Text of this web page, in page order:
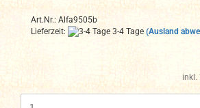
Art.Nr.: Alfa9505b
Lieferzeit:
3-4 Tage (Ausland
inkl.